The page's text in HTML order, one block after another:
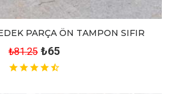
PARÇA ÖN TAMPON SIFIR
₺81.25 ₺65